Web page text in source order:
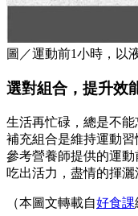
圖／運動前1小時，以
選對組合，提升效
生活再忙碌，總是不
補充組合是維持運動
參考營養師提供的運
吃出活力，盡情的揮灑
（本圖文轉載自好食課